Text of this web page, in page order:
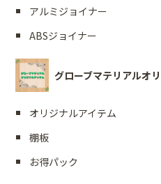
アルミジョイナー
ABSジョイナー
グローブマテリアルオ
オリジナルアイテム
棚板
お得パック